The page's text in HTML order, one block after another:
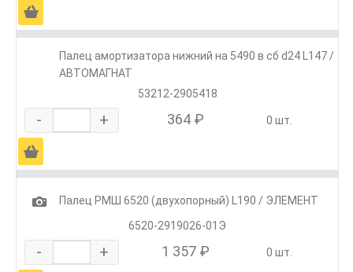
Ä
Палец амортизатора нижний на 5490 в сб d24 L147 /
АВТОМАГНАТ
53212-2905418
- + 364 ₽ 0 шт.
Ä
1
Палец РМШ 6520 (двухопорный) L190 / ЭЛЕМЕНТ
6520-2919026-01Э
- + 1 357 ₽ 0 шт.